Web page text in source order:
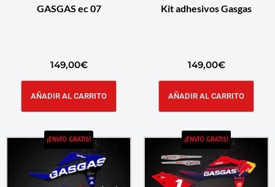
GASGAS ec 07
149,00€
AÑADIR AL CARRITO
Kit adhesivos Gasgas
149,00€
AÑADIR AL CARRITO
¡ENVÍO GRATIS! ¡ENVÍO GRATIS!